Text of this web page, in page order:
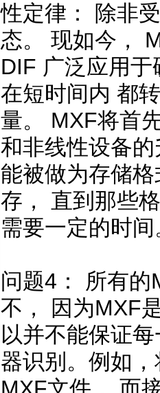
性定律： 除非
态。 现如今，
DIF 广泛应用
在短时间内 都
量。 MXF将首
和非线性设备
能被做为存储
存， 直到那些
需要一定的时间
问题4： 所有的
不， 因为MXF
以并不能保证
器识别。例如